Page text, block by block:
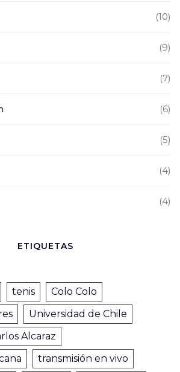
(10)
(9)
(7)
(6)
(5)
(4)
(4)
ETIQUETAS
tenis
Colo Colo
Universidad de Chile
Alcaraz
transmisión en vivo